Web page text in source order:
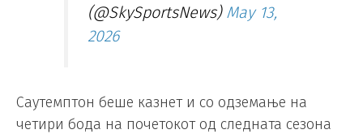
(@SkySportsNews) May 13,
2026
Саутемптон беше казнет и со одземање на
четири бода на почетокот од следната сезона